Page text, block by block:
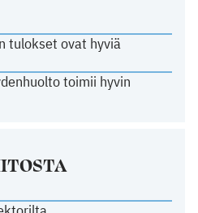
tulokset ovat hyviä
toimii hyvin